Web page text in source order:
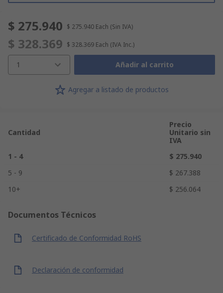
$ 275.940 $ 275.940 Each (Sin IVA)
$ 328.369 $ 328.369 Each (IVA Inc.)
1 Añadir al carrito
Agregar a listado de productos
Cantidad
Precio
Unitario sin
IVA
1 - 4
$ 275.940
5 - 9
$ 267.388
10+
$ 256.064
Documentos Técnicos
Certificado de Conformidad RoHS
Declaración de conformidad